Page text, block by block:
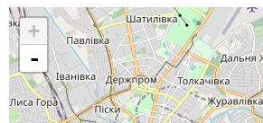
+
-